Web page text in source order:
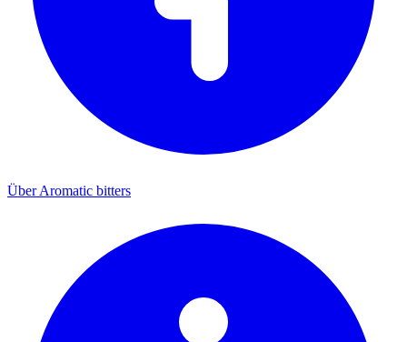
Über Aromatic bitters